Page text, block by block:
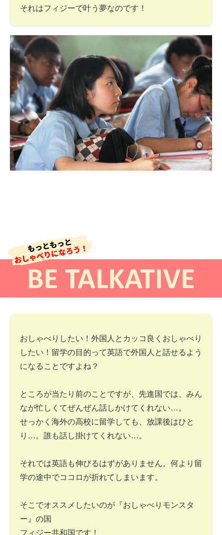
それはフィジーで叶う夢なのです！
おしゃべりしたい！外国人とカッコ良くおしゃべり
したい！留学の目的って英語で外国人と話せるよう
になることですよね？
ところが当たり前のことですが、先進国では、みん
なが忙しくてぜんぜん話しかけてくれない…。
せっかく海外の高校に留学しても、放課後はひと
り…。誰も話し掛けてくれない…。
それでは英語も伸びるはずがありません。何より留
学の途中でココロが折れてしまいます。
そこでオススメしたいのが『おしゃべりモンスタ
ー』の国
フィジー共和国です！